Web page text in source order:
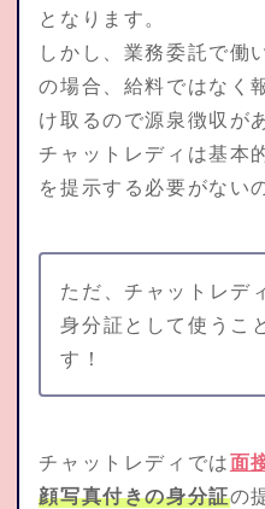
となります。
しかし、業務委託で働
の場合、給料ではなく
け取るので源泉徴収が
チャットレディは基本
を提示する必要がない
ただ、チャットレデ
身分証として使うこ
す！
チャットレディでは面
顔写真付きの身分証の